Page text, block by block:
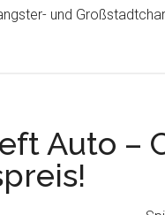
und
Auto –